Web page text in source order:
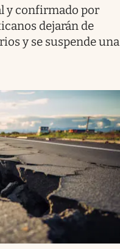
y confirmado por
dejarán de
y se suspende una